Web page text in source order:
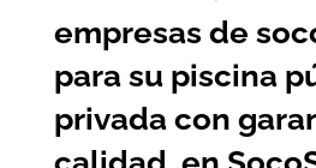
empresas de
para su piscina
privada con